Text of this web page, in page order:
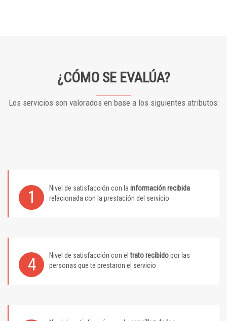
¿CÓMO SE EVALÚA?
Los servicios son valorados en base a los siguientes atributos:
1 Nivel de satisfacción con la información recibida
relacionada con la prestación del servicio
4 Nivel de satisfacción con eltrato recibidopor las
personas que te prestaron el servicio